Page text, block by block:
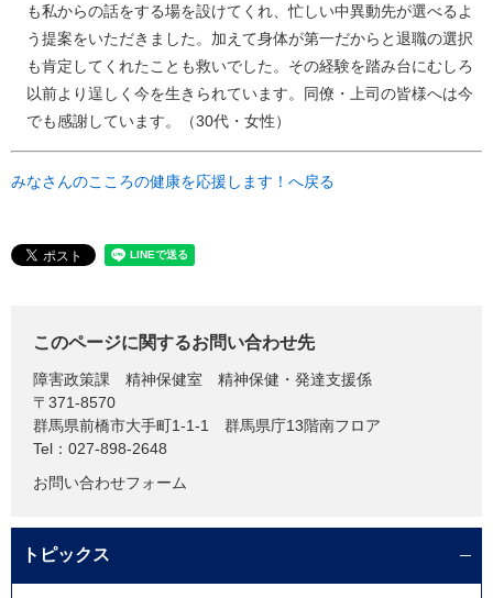
も私からの話をする場を設けてくれ、忙しい中異動先が選べるよ
う提案をいただきました。加えて身体が第一だからと退職の選択
も肯定してくれたことも救いでした。その経験を踏み台にむしろ
以前より逞しく今を生きられています。同僚・上司の皆様へは今
でも感謝しています。（30代・女性）
みなさんのこころの健康を応援します！へ戻る
このページに関するお問い合わせ先
障害政策課
精神保健室 精神保健・発達支援係
〒371-8570
群馬県前橋市大手町1-1-1 群馬県庁13階南フロア
Tel：027-898-2648
お問い合わせフォーム
トピックス